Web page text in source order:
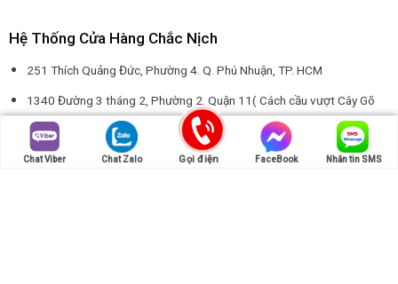
Hệ Thống Cửa Hàng Chắc Nịch
251 Thích Quảng Đức, Phường 4. Q. Phú Nhuận, TP. HCM
1340 Đường 3 tháng 2, Phường 2. Quận 11( Cách cầu vượt Cây Gõ
150m )
73 Đường Số 7, Phường 3, Gò Vấp, TP. HCM
Chat Viber Chat Zalo Gọi điện FaceBook Nhắn tin SMS